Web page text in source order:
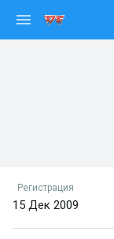
Регистрация
15 Дек 2009